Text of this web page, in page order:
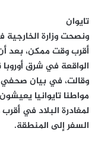
تايوان
ونصحت وزارة الخارجية
أقرب وقت ممكن، بعد
الواقعة في شرق أوروبا
مواطنا تايوانيا
لمغادرة البلاد في
السفر إلى المنطقة.